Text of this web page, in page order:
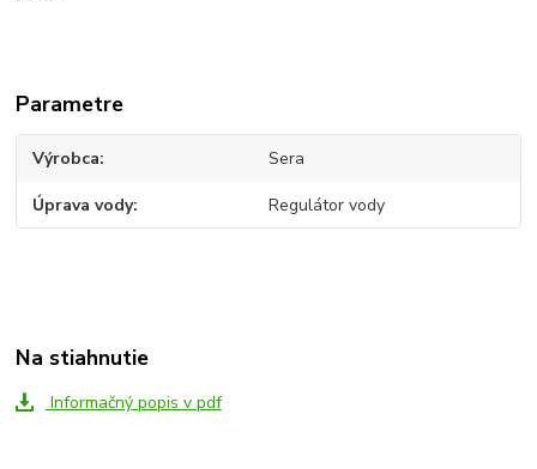
Parametre
Výrobca Sera
Úprava vody Regulátor vody
Na stiahnutie
Informačný popis v pdf